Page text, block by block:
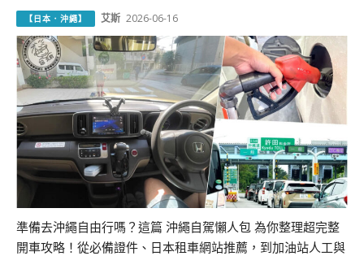
【日本．沖繩】 艾斯 2026-06-16
準備去沖繩自由行嗎？這篇 沖繩自駕懶人包 為你整理超完整
開車攻略！從必備證件、日本租車網站推薦，到加油站人工與